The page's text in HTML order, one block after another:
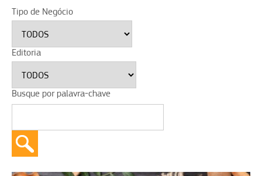
Tipo de Negócio
Editoria
Busque por palavra-chave